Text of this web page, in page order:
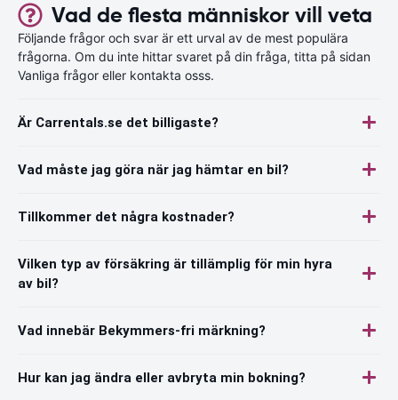
Vad de flesta människor vill veta
Följande frågor och svar är ett urval av de mest populära
frågorna. Om du inte hittar svaret på din fråga, titta på sidan
Vanliga frågor eller kontakta osss.
Är Carrentals.se det billigaste?
Vad måste jag göra när jag hämtar en bil?
Tillkommer det några kostnader?
Vilken typ av försäkring är tillämplig för min hyra
av bil?
Vad innebär Bekymmers-fri märkning?
Hur kan jag ändra eller avbryta min bokning?